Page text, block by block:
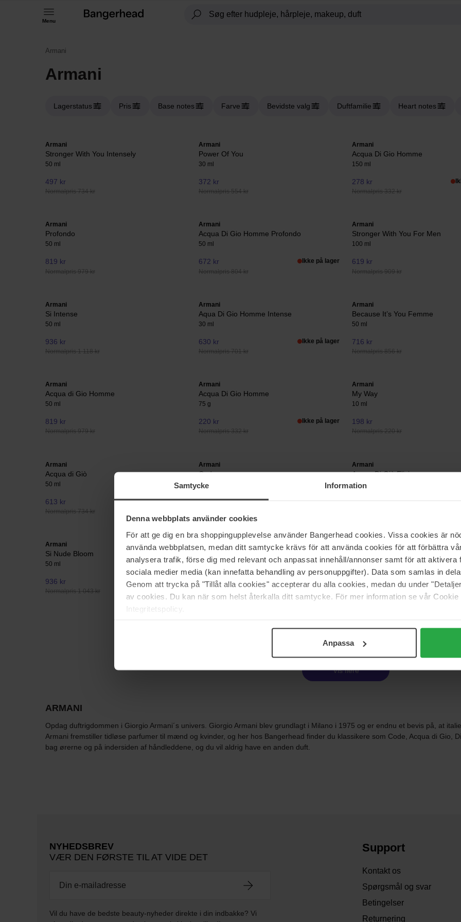
Samtycke Information
Denna webbplats använder cookies
För att ge dig en bra shoppingupplevelse använder Bangerhead cookies. Vissa cookies är
använda webbplatsen, medan ditt samtycke krävs för att använda cookies för att förbättra
analysera trafik, förse dig med relevant och anpassat innehåll/annonser samt för att aktivera
sociala medier media (kan innefatta behandling av personuppgifter). Data som samlas in
Genom att trycka på "Tillåt alla cookies" accepterar du alla cookies, medan du under
av cookies. Du kan när som helst återkalla ditt samtycke. För mer information se vår
Integritetspolicy.
Anpassa
Menu
Armani
Armani
Lagerstatus Pris Base notes Farve Bevidste valg Duftfamilie Heart notes
Armani
Stronger With You Intensely
50 ml
497 kr
Normalpris 734 kr
Armani
Power Of You
30 ml
372 kr
Normalpris 554 kr
Armani
Acqua Di Gio Homme
150 ml
278 kr
Normalpris 332 kr
Armani
Profondo
50 ml
819 kr
Normalpris 979 kr
Armani
Acqua Di Gio Homme Profondo
50 ml
672 kr
Normalpris 804 kr
Ikke på lager
Armani
Stronger With You For Men
100 ml
619 kr
Normalpris 909 kr
Armani
Si Intense
50 ml
936 kr
Normalpris 1 118 kr
Armani
Aqua Di Gio Homme Intense
30 ml
630 kr
Normalpris 701 kr
Ikke på lager
Armani
Because It’s You Femme
50 ml
716 kr
Normalpris 856 kr
Armani
Acqua di Gio Homme
50 ml
819 kr
Normalpris 979 kr
Armani
Acqua Di Gio Homme
75 g
220 kr
Normalpris 332 kr
Ikke på lager
Armani
My Way
10 ml
198 kr
Normalpris 220 kr
Armani
Acqua di Giò
50 ml
613 kr
Normalpris 734 kr
Ikke på lager
Armani
Code
75 ml
994 kr
Armani
Acqua Di Giò Elixir
50 ml
Armani
Si Nude Bloom
50 ml
936 kr
Normalpris 1 043 kr
Armani
My Way Sunny Vanilla
30 ml
612 kr
Armani
100 ml
468 kr
Side 1 af 3 Næste
Vis flere
ARMANI
Opdag duftrigdommen i Giorgio Armani´s univers. Giorgio Armani blev grundlagt i Milano i 1975 og er endnu et bevis på, at
Armani fremstiller tidløse parfumer til mænd og kvinder, og her hos Bangerhead finder du klassikere som Code, Acqua di Gio,
bag ørerne og på indersiden af håndleddene, og du vil aldrig have en anden duft.
NYHEDSBREV
VÆR DEN FØRSTE TIL AT VIDE DET
Vil du have de bedste beauty-nyheder direkte i din indbakke? Vi
Support
Kontakt os
Spørgsmål og svar
Betingelser
Returnering